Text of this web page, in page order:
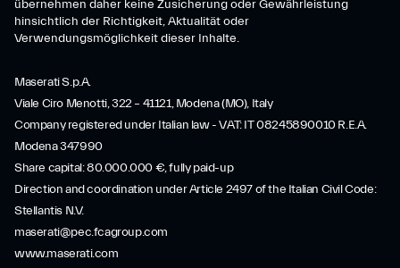
übernehmen daher keine Zusicherung oder Gewährleistung
hinsichtlich der Richtigkeit, Aktualität oder
Verwendungsmöglichkeit dieser Inhalte.
Maserati S.p.A.
Viale Ciro Menotti, 322 – 41121, Modena (MO), Italy
Company registered under Italian law - VAT: IT 08245890010 R.E.A.
Modena 347990
Share capital: 80.000.000 €, fully paid-up
Direction and coordination under Article 2497 of the Italian Civil Code:
Stellantis N.V.
maserati@pec.fcagroup.com
www.maserati.com